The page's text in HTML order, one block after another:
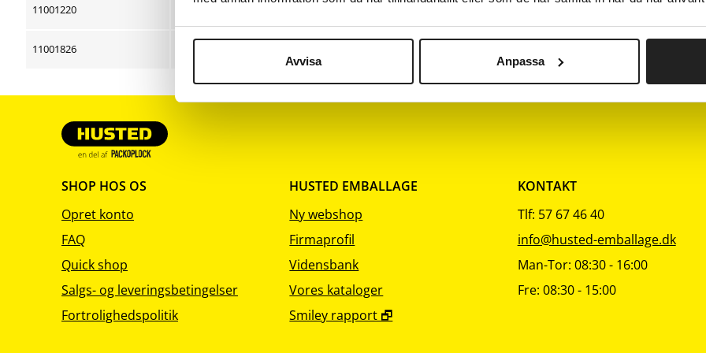
Avvisa Anpassa
11001220
11001826
SHOP HOS OS
Opret konto
FAQ
Quick shop
Salgs- og leveringsbetingelser
Fortrolighedspolitik
HUSTED EMBALLAGE
Ny webshop
Firmaprofil
Vidensbank
Vores kataloger
Smiley rapport 🗗
KONTAKT
Tlf: 57 67 46 40
info@husted-emballage.dk
Man-Tor: 08:30 - 16:00
Fre: 08:30 - 15:00